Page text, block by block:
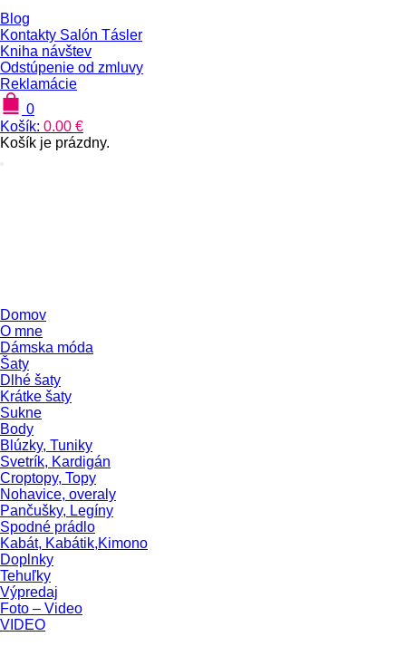
Blog
Kontakty Salón Tásler
Kniha návštev
Odstúpenie od zmluvy
Reklamácie
0
Košík: 0.00 €
Košík je prázdny.
Domov
O mne
Dámska móda
Šaty
Dlhé šaty
Krátke šaty
Sukne
Body
Blúzky, Tuniky
Svetrík, Kardigán
Croptopy, Topy
Nohavice, overaly
Pančušky, Legíny
Spodné prádlo
Kabát, Kabátik,Kimono
Doplnky
Tehuľky
Výpredaj
Foto – Video
VIDEO